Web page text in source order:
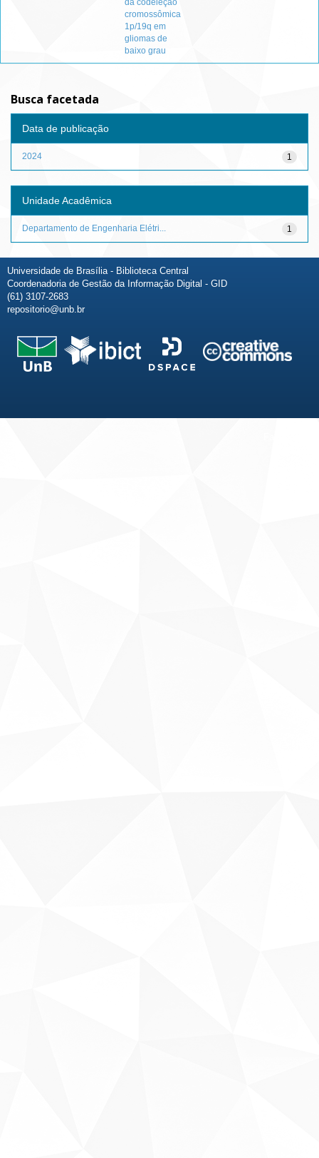
da codeleção
cromossômica
1p/19q em
gliomas de
baixo grau
Busca facetada
Data de publicação
1
2024
Unidade Acadêmica
1
Departamento de Engenharia Elétri...
Universidade de Brasília - Biblioteca Central
Coordenadoria de Gestão da Informação Digital - GID
(61) 3107-2683
repositorio@unb.br